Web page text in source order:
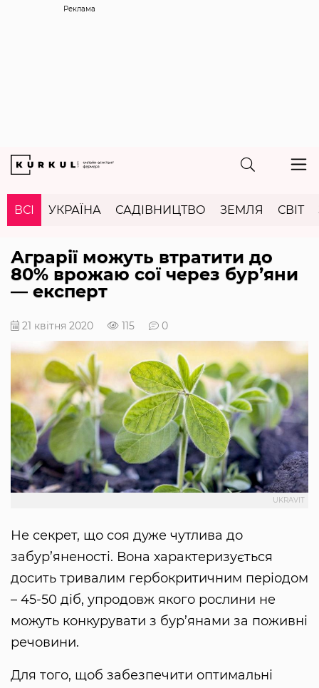
Реклама
ВСІ УКРАЇНА САДІВНИЦТВО ЗЕМЛЯ СВІТ
Аграрії можуть втратити до
80% врожаю сої через бур’яни
— експерт
21 квітня 2020 115 0
UKRAVIT
Не секрет, що соя дуже чутлива до
забур’яненості. Вона характеризується
досить тривалим гербокритичним періодом
– 45-50 діб, упродовж якого рослини не
можуть конкурувати з бур’янами за поживні
речовини.
Для того, щоб забезпечити оптимальні